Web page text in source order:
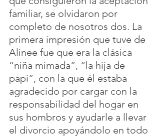
familiar, se olvidaron por
completo de nosotros dos. La
primera impresión que tuve de
Alinee fue que era la clásica
“niña mimada”, “la hija de
papi”, con la que él estaba
agradecido por cargar con la
responsabilidad del hogar en
sus hombros y ayudarle a llevar
el divorcio apoyándolo en todo